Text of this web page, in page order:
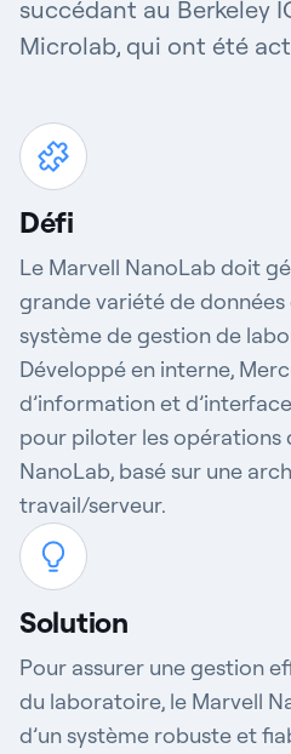
succédant au Berkeley
Microlab, qui ont été
Défi
Le Marvell NanoLab doit
grande variété de
système de gestion de
Développé en interne,
d’information et
pour piloter les opérations
NanoLab, basé sur une
travail/serveur.
Solution
Pour assurer une gestion
du laboratoire, le Marvell
d’un système robuste et